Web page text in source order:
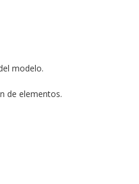
modelo.
de elementos.